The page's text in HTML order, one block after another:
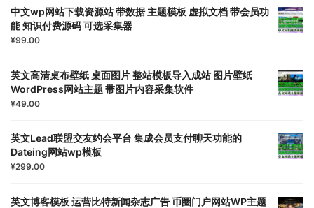
中文wp网站下载资源站 带数据 主题模板 虚拟文档 带会员功
能 知识付费源码 可选采集器
¥99.00
英文高清桌布壁纸 桌面图片 整站模板导入成站 图片壁纸
WordPress网站主题 带图片内容采集软件
¥49.00
英文Lead联盟交友约会平台 集成会员支付聊天功能的
Dateing网站wp模板
¥299.00
英文博客模板 运营比特新闻杂志广告 币圈门户网站WP主题